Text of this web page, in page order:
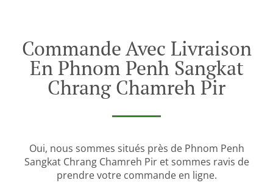
Commande Avec Livraison
En Phnom Penh Sangkat
Chrang Chamreh Pir
Oui, nous sommes situés près de Phnom Penh
Sangkat Chrang Chamreh Pir et sommes ravis de
prendre votre commande en ligne.